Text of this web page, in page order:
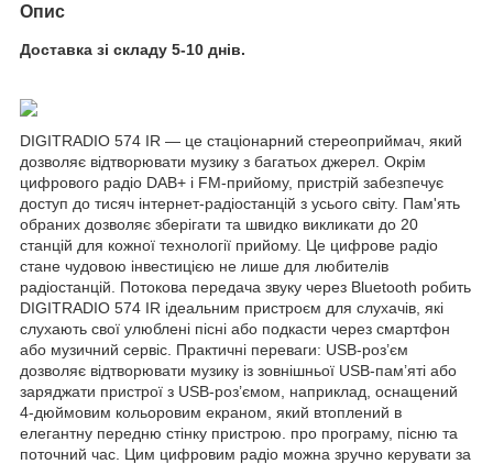
Опис
Доставка зі складу 5-10 днів.
DIGITRADIO 574 IR — це стаціонарний стереоприймач, який
дозволяє відтворювати музику з багатьох джерел. Окрім
цифрового радіо DAB+ і FM-прийому, пристрій забезпечує
доступ до тисяч інтернет-радіостанцій з усього світу. Пам'ять
обраних дозволяє зберігати та швидко викликати до 20
станцій для кожної технології прийому. Це цифрове радіо
стане чудовою інвестицією не лише для любителів
радіостанцій. Потокова передача звуку через Bluetooth робить
DIGITRADIO 574 IR ідеальним пристроєм для слухачів, які
слухають свої улюблені пісні або подкасти через смартфон
або музичний сервіс. Практичні переваги: USB-роз’єм
дозволяє відтворювати музику із зовнішньої USB-пам’яті або
заряджати пристрої з USB-роз’ємом, наприклад, оснащений
4-дюймовим кольоровим екраном, який втоплений в
елегантну передню стінку пристрою. про програму, пісню та
поточний час. Цим цифровим радіо можна зручно керувати за